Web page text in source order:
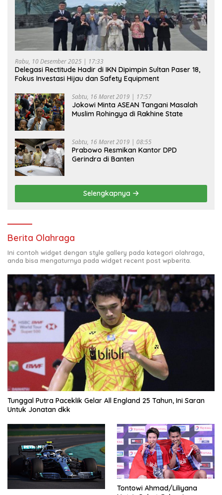
Rabu, 10 Desember 2025 | 17:33
Delegasi Rectitude Hadir di IKN Dipimpin Sultan Paser 18,
Fokus Investasi Hijau dan Safety Equipment
Sabtu, 16 Maret 2019 | 17:57
Jokowi Minta ASEAN Tangani Masalah
Muslim Rohingya di Rakhine State
Sabtu, 16 Maret 2019 | 08:55
Prabowo Resmikan Kantor DPD
Gerindra di Banten
Selengkapnya
Berita Olahraga
Ini contoh widget dengan style gallery pada kategori olahraga,
anda bisa mengaturnya pada widget recent post wpberita.
Tunggal Putra Paceklik Gelar All England 25 Tahun, Ini Saran
Untuk Jonatan dkk
Tontowi Ahmad/Liliyana